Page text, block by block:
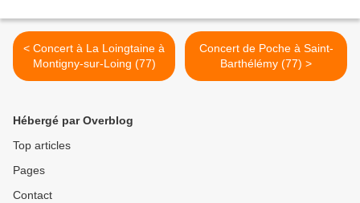
< Concert à La Loingtaine à
Montigny-sur-Loing (77)
Concert de Poche à Saint-
Barthélémy (77) >
Hébergé par Overblog
Top articles
Pages
Contact